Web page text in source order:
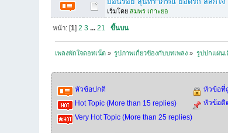
เริ่มโดยสมพร เกาะยอ
หน้า: [ 1 2 3 ... 21 ขึ้นบน
เพลงพักใจดอทเน็ต» รูปภาพเกี่ยวข้องกับบทเพลง » รูปปกแผ่นเ
หัวข้อปกติ
Hot Topic (More than 15 replies)
Very Hot Topic (More than 25 replies)
หัวข้อที่
หัวข้อติ